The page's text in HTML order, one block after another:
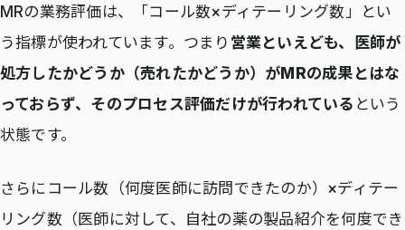
MRの業務評価は、「コール数×ディテーリング数」とい
う指標が使われています。つまり 営業といえども、医師が
処方したかどうか（売れたかどうか）がMRの成果とはな
っておらず、そのプロセス評価だけが行われている という
状態です。
さらにコール数（何度医師に訪問できたのか）×ディテー
リング数（医師に対して、自社の薬の製品紹介を何度でき